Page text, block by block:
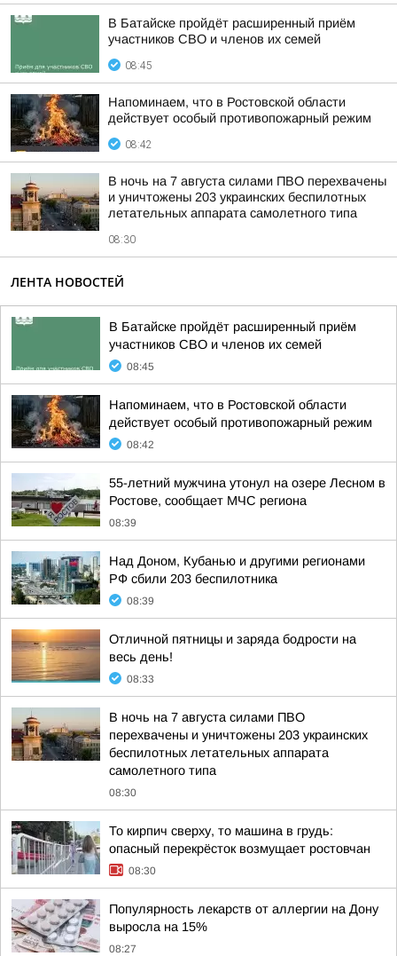
В Батайске пройдёт расширенный приём
участников СВО и членов их семей
08:45
Напоминаем, что в Ростовской области
действует особый противопожарный режим
08:42
В ночь на 7 августа силами ПВО перехвачены
и уничтожены 203 украинских беспилотных
летательных аппарата самолетного типа
08:30
ЛЕНТА НОВОСТЕЙ
В Батайске пройдёт расширенный приём
участников СВО и членов их семей
08:45
Напоминаем, что в Ростовской области
действует особый противопожарный режим
08:42
55-летний мужчина утонул на озере Лесном в
Ростове, сообщает МЧС региона
08:39
Над Доном, Кубанью и другими регионами
РФ сбили 203 беспилотника
08:39
Отличной пятницы и заряда бодрости на
весь день!
08:33
В ночь на 7 августа силами ПВО
перехвачены и уничтожены 203 украинских
беспилотных летательных аппарата
самолетного типа
08:30
То кирпич сверху, то машина в грудь:
опасный перекрёсток возмущает ростовчан
08:30
Популярность лекарств от аллергии на Дону
выросла на 15%
08:27